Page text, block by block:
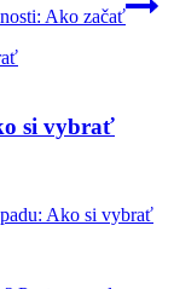
Ako začať
si vybrať
Ako si vybrať